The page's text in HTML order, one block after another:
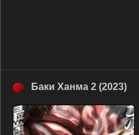
Баки Ханма 2 (2023)